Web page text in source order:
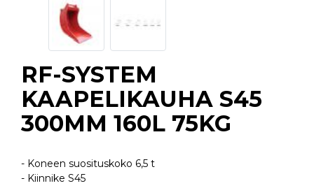
RF-SYSTEM
KAAPELIKAUHA S45
300MM 160L 75KG
- Koneen suosituskoko 6,5 t
- Kiinnike S45